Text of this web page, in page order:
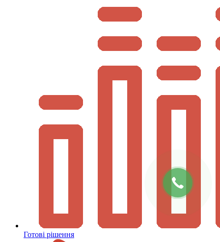
Готові рішення